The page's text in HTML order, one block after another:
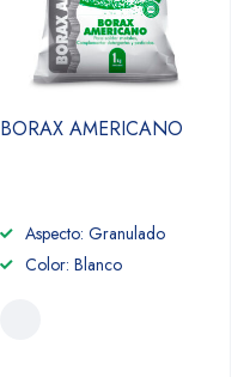
BORAX AMERICANO
Aspecto: Granulado
Color: Blanco